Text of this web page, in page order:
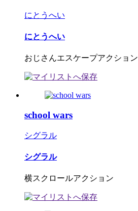
にとうへい
にとうへい
おじさんエスケープアクション
school wars
シグラル
シグラル
横スクロールアクション